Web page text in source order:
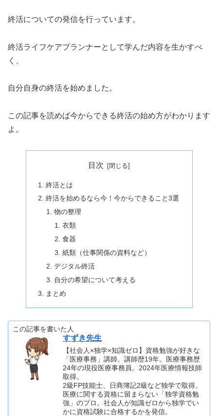
終活についての発信を行っています。
終活ライフケアプランナーとして学んだ内容を生かすべ
く、
自分自身の終活を始めました。
この記事を読めば今からできる終活の始め方がわかります
よ。
目次
終活とは
終活を始めるなら今！今からできること3選
物の整理
衣類
食器
紙類（仕事関係の資料など）
デジタル終活
自分の希望について考える
まとめ
この記事を書いた人
すずき先生
【社会人×独学×知識ゼロ】資格勉強が好きな
「医療事務」講師。講師歴19年。医療事務歴
24年の現役医療事務員。2024年医療情報技師
取得。
2級FP技能士、日商簿記2級など独学で取得。
医療に関する資格に留まらない「独学資格勉
強」のプロ。社会人が知識ゼロから独学でい
かに資格試験に合格するかを発信。